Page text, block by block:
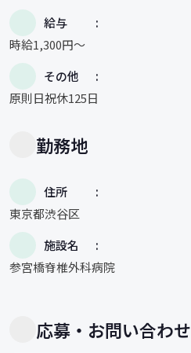
給与
時給1,300円～
その他
原則日祝休125日
勤務地
住所
東京都渋谷区
施設名
参宮橋脊椎外科病院
応募・お問い合わせ